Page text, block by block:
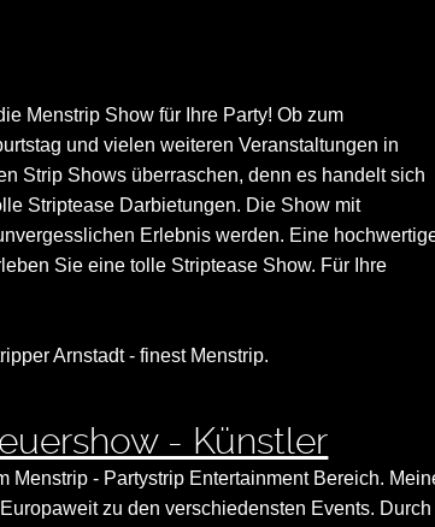
Menstrip Show für Ihre Party! Ob zum
und vielen weiteren Veranstaltungen in
Strip Shows überraschen, denn es handelt sich
Striptease Darbietungen. Die Show mit
Erlebnis werden. Eine
Sie eine tolle Striptease Show. Für Ihre
Arnstadt - finest Menstrip.
- Künstler
Menstrip - Partystrip Entertainment Bereich.
zu den verschiedensten Events. Durch